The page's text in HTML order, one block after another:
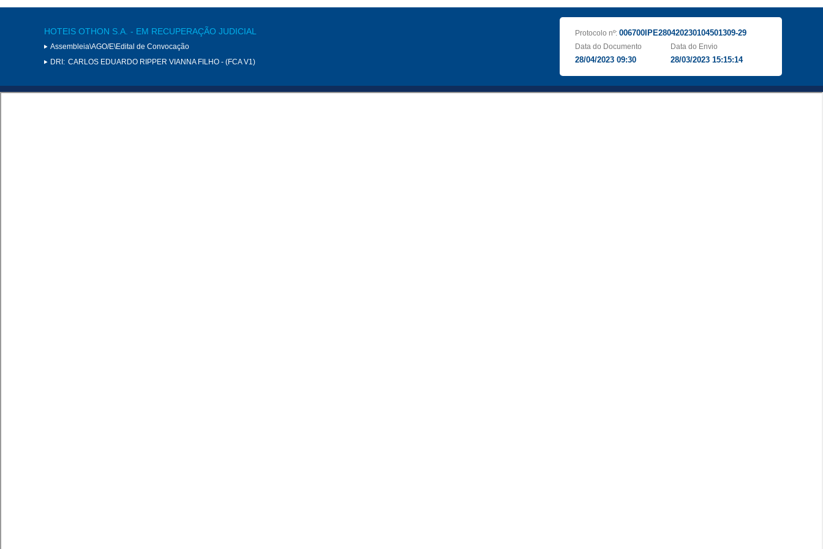
HOTEIS OTHON S.A. - EM RECUPERAÇÃO JUDICIAL
Assembleia\AGO/E\Edital de Convocação
DRI: CARLOS EDUARDO RIPPER VIANNA FILHO - (FCA V1)
Protocolo nº: 006700IPE280420230104501309-29
Data do Documento
28/04/2023 09:30
Data do Envio
28/03/2023 15:15:14